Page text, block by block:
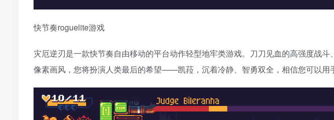
快节奏roguelite游戏
灾厄逆刃是一款快节奏自由移动的平台动作轻型地牢类游戏。刀刀见血的高强度战
像素画风，您将扮演人类最后的希望——凯菈，沉着冷静、智勇双全，相信您可以用